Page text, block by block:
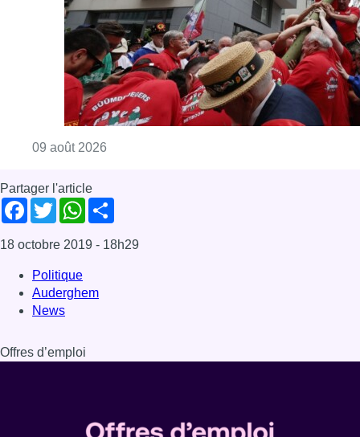
09 août 2026
Partager l'article
Facebook
TwitterWhatsApp
18 octobre 2019 - 18h29
Politique
Auderghem
News
Offres d’emploi